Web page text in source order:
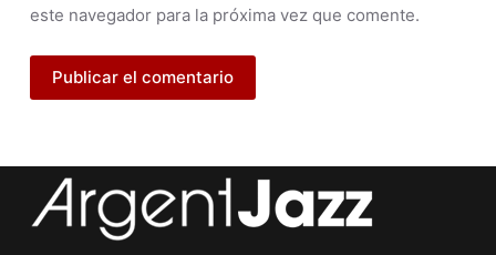
este navegador para la próxima vez que comente.
Publicar el comentario